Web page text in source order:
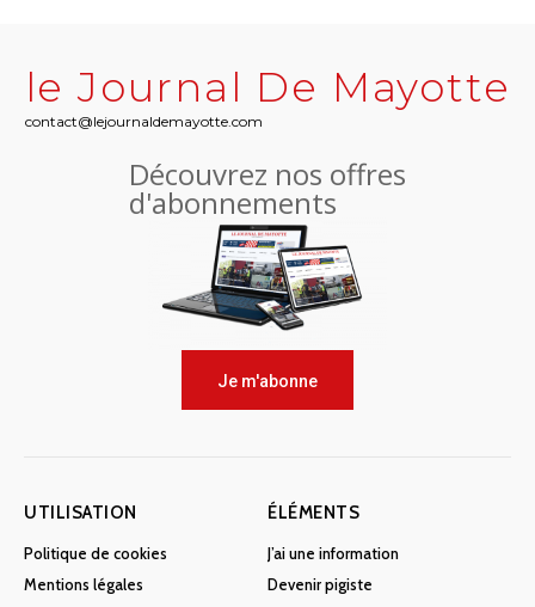
le Journal De Mayotte
contact@lejournaldemayotte.com
Découvrez nos offres
d'abonnements
Je m'abonne
UTILISATION
Politique de cookies
Mentions légales
ÉLÉMENTS
J’ai une information
Devenir pigiste